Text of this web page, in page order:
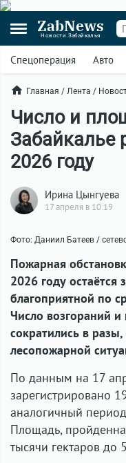
ZabNews
Новости Забайкалья
Спецоперация Авто
Главная / Лента /
Число и
Забайкалье
2026 году
Ирина Цынгуева
17 апреля в 10:19
Фото: Даниил Батеев /
Пожарная
2026 году остаётся
благоприятной по
Число возгораний
сократились в
лесопожарной
По данным на 17
зарегистрировано
аналогичный
Площадь,
тысячи гектаров до